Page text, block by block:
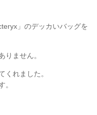
」のデッカいバッグを
りません。
くれました。
。